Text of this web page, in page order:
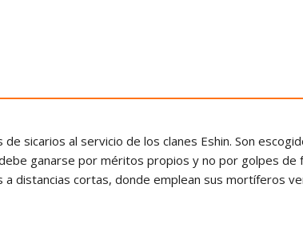
sicarios al servicio de los clanes Eshin. Son
ganarse por méritos propios y no por golpes
distancias cortas, donde emplean sus mortíferos